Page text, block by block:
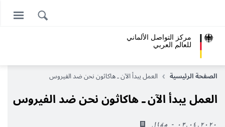
مركز التواصل الألماني
للعالم العربي
الصفحة الرئيسية العمل يبدأ الآن ـ هاكاثون نحن ضد الفيروس
العمل يبدأ الآن ـ هاكاثون نحن ضد الفيروس